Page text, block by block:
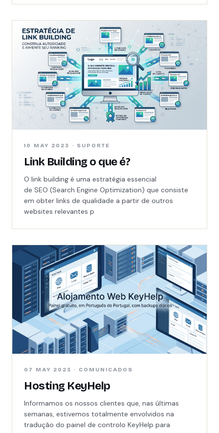
10 MAY 2023 · SUPORTE
Link Building o que é?
O link building é uma estratégia essencial
de SEO (Search Engine Optimization) que consiste
em obter links de qualidade a partir de outros
websites relevantes p
07 MAY 2023 · COMUNICADOS
Hosting KeyHelp
Informamos os nossos clientes que, nas últimas
semanas, estivemos totalmente envolvidos na
tradução do painel de controlo KeyHelp para